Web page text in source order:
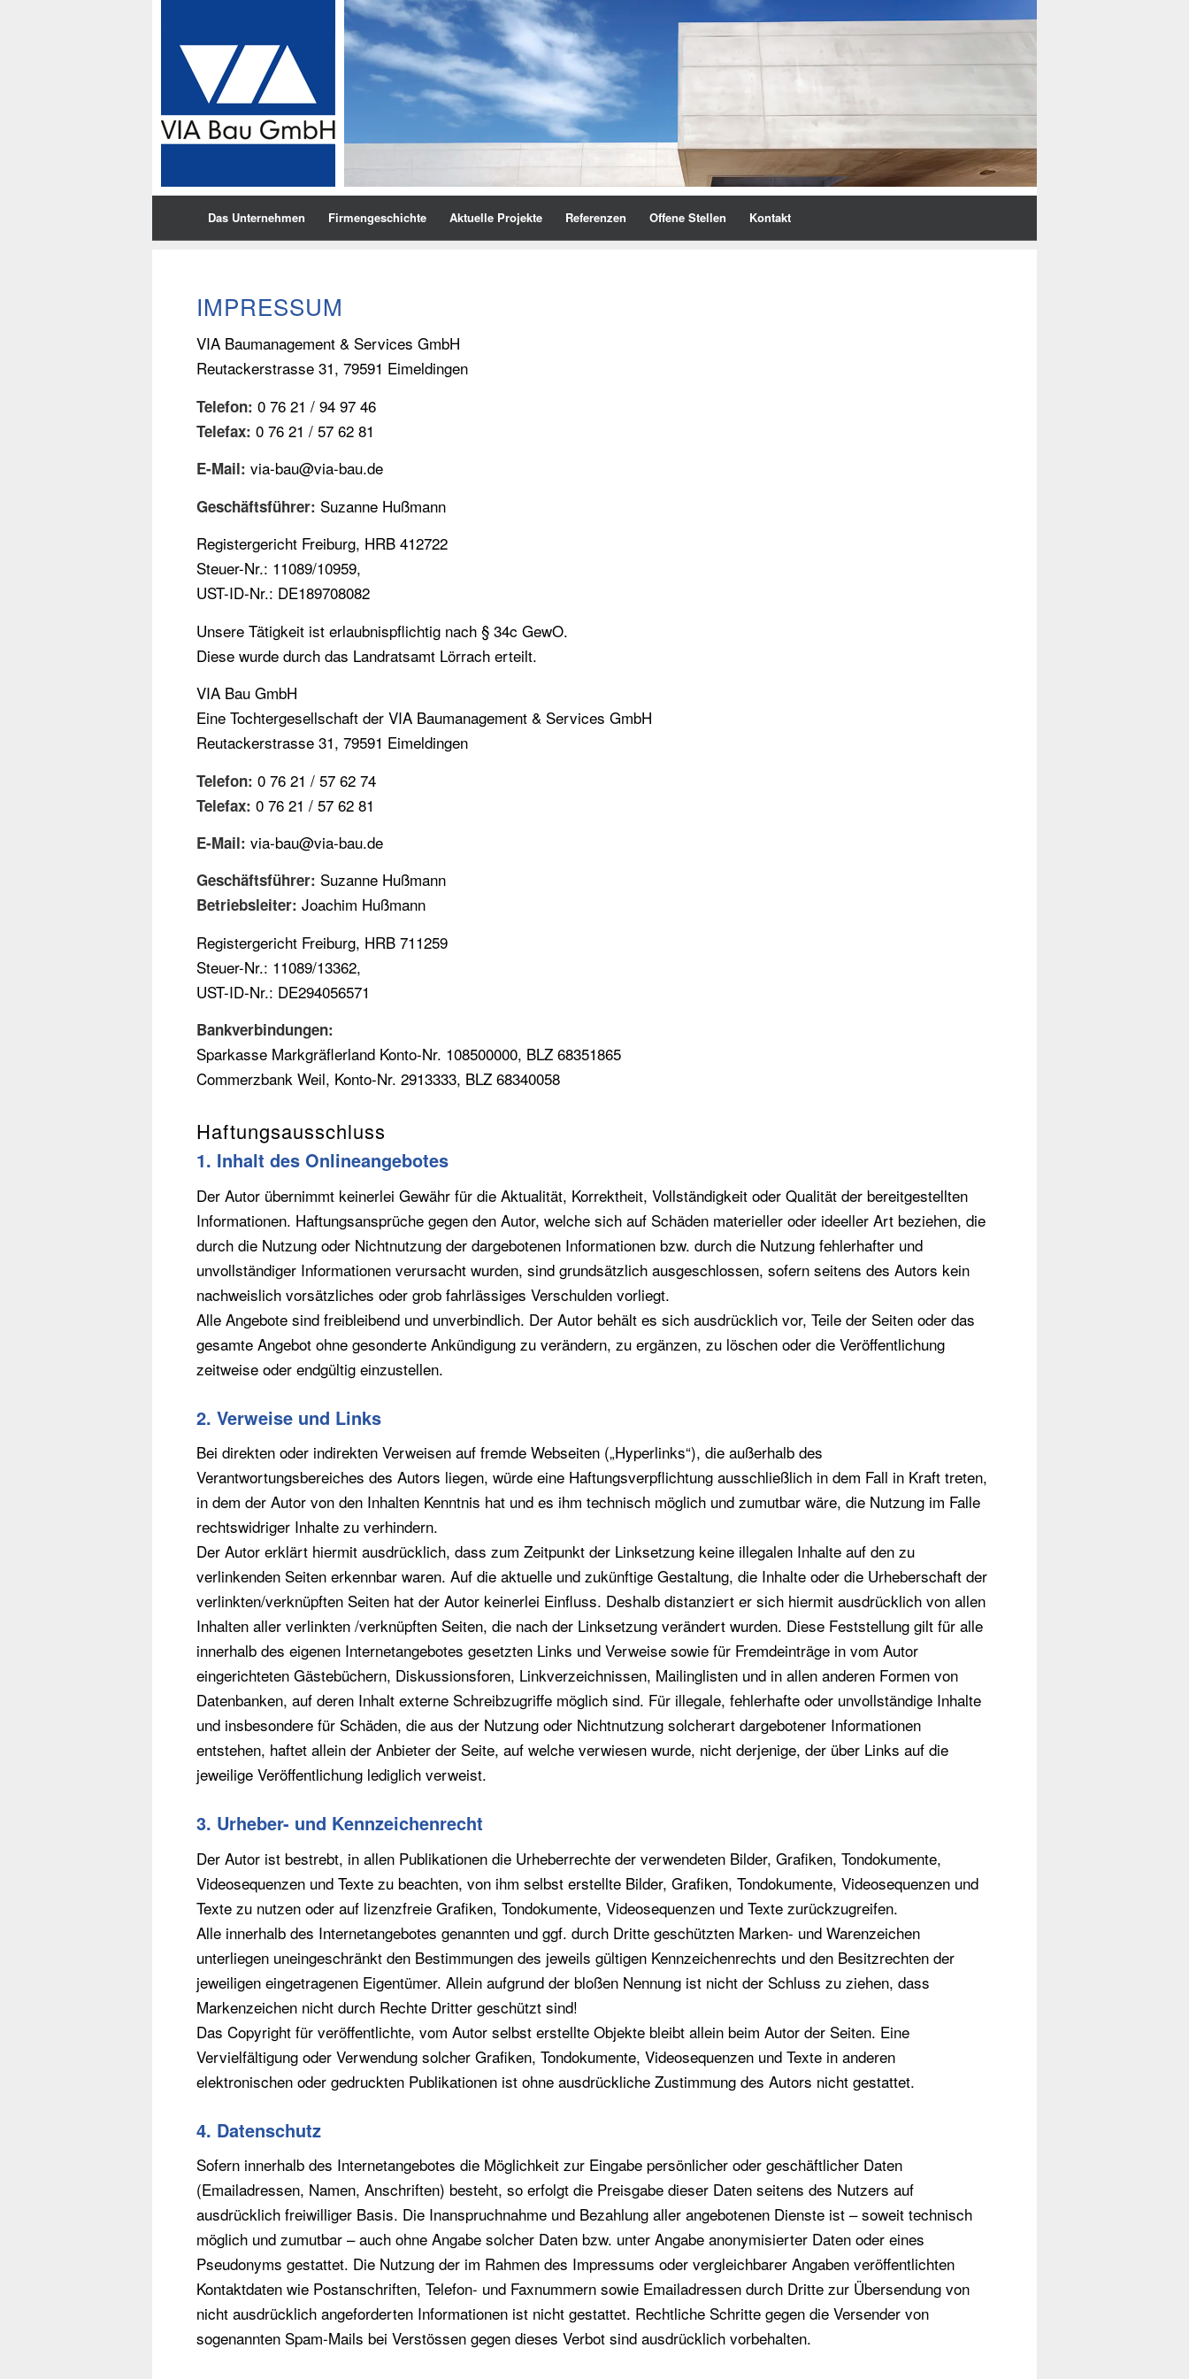
Das Unternehmen Firmengeschichte Aktuelle Projekte Referenzen Offene Stellen Kontakt
IMPRESSUM
VIA Baumanagement & Services GmbH
Reutackerstrasse 31, 79591 Eimeldingen
Telefon: 0 76 21 / 94 97 46
Telefax: 0 76 21 / 57 62 81
E-Mail: via-bau@via-bau.de
Geschäftsführer: Suzanne Hußmann
Registergericht Freiburg, HRB 412722
Steuer-Nr.: 11089/10959,
UST-ID-Nr.: DE189708082
Unsere Tätigkeit ist erlaubnispflichtig nach § 34c GewO.
Diese wurde durch das Landratsamt Lörrach erteilt.
VIA Bau GmbH
Eine Tochtergesellschaft der VIA Baumanagement & Services GmbH
Reutackerstrasse 31, 79591 Eimeldingen
Telefon: 0 76 21 / 57 62 74
Telefax: 0 76 21 / 57 62 81
E-Mail: via-bau@via-bau.de
Geschäftsführer: Suzanne Hußmann
Betriebsleiter: Joachim Hußmann
Registergericht Freiburg, HRB 711259
Steuer-Nr.: 11089/13362,
UST-ID-Nr.: DE294056571
Bankverbindungen:
Sparkasse Markgräflerland Konto-Nr. 108500000, BLZ 68351865
Commerzbank Weil, Konto-Nr. 2913333, BLZ 68340058
Haftungsausschluss
1. Inhalt des Onlineangebotes
Der Autor übernimmt keinerlei Gewähr für die Aktualität, Korrektheit, Vollständigkeit oder Qualität der bereitgestellten
Informationen. Haftungsansprüche gegen den Autor, welche sich auf Schäden materieller oder ideeller Art beziehen, die
durch die Nutzung oder Nichtnutzung der dargebotenen Informationen bzw. durch die Nutzung fehlerhafter und
unvollständiger Informationen verursacht wurden, sind grundsätzlich ausgeschlossen, sofern seitens des Autors kein
nachweislich vorsätzliches oder grob fahrlässiges Verschulden vorliegt.
Alle Angebote sind freibleibend und unverbindlich. Der Autor behält es sich ausdrücklich vor, Teile der Seiten oder das
gesamte Angebot ohne gesonderte Ankündigung zu verändern, zu ergänzen, zu löschen oder die Veröffentlichung
zeitweise oder endgültig einzustellen.
2. Verweise und Links
Bei direkten oder indirekten Verweisen auf fremde Webseiten („Hyperlinks“), die außerhalb des
Verantwortungsbereiches des Autors liegen, würde eine Haftungsverpflichtung ausschließlich in dem Fall in Kraft treten,
in dem der Autor von den Inhalten Kenntnis hat und es ihm technisch möglich und zumutbar wäre, die Nutzung im Falle
rechtswidriger Inhalte zu verhindern.
Der Autor erklärt hiermit ausdrücklich, dass zum Zeitpunkt der Linksetzung keine illegalen Inhalte auf den zu
verlinkenden Seiten erkennbar waren. Auf die aktuelle und zukünftige Gestaltung, die Inhalte oder die Urheberschaft der
verlinkten/verknüpften Seiten hat der Autor keinerlei Einfluss. Deshalb distanziert er sich hiermit ausdrücklich von allen
Inhalten aller verlinkten /verknüpften Seiten, die nach der Linksetzung verändert wurden. Diese Feststellung gilt für alle
innerhalb des eigenen Internetangebotes gesetzten Links und Verweise sowie für Fremdeinträge in vom Autor
eingerichteten Gästebüchern, Diskussionsforen, Linkverzeichnissen, Mailinglisten und in allen anderen Formen von
Datenbanken, auf deren Inhalt externe Schreibzugriffe möglich sind. Für illegale, fehlerhafte oder unvollständige Inhalte
und insbesondere für Schäden, die aus der Nutzung oder Nichtnutzung solcherart dargebotener Informationen
entstehen, haftet allein der Anbieter der Seite, auf welche verwiesen wurde, nicht derjenige, der über Links auf die
jeweilige Veröffentlichung lediglich verweist.
3. Urheber- und Kennzeichenrecht
Der Autor ist bestrebt, in allen Publikationen die Urheberrechte der verwendeten Bilder, Grafiken, Tondokumente,
Videosequenzen und Texte zu beachten, von ihm selbst erstellte Bilder, Grafiken, Tondokumente, Videosequenzen und
Texte zu nutzen oder auf lizenzfreie Grafiken, Tondokumente, Videosequenzen und Texte zurückzugreifen.
Alle innerhalb des Internetangebotes genannten und ggf. durch Dritte geschützten Marken- und Warenzeichen
unterliegen uneingeschränkt den Bestimmungen des jeweils gültigen Kennzeichenrechts und den Besitzrechten der
jeweiligen eingetragenen Eigentümer. Allein aufgrund der bloßen Nennung ist nicht der Schluss zu ziehen, dass
Markenzeichen nicht durch Rechte Dritter geschützt sind!
Das Copyright für veröffentlichte, vom Autor selbst erstellte Objekte bleibt allein beim Autor der Seiten. Eine
Vervielfältigung oder Verwendung solcher Grafiken, Tondokumente, Videosequenzen und Texte in anderen
elektronischen oder gedruckten Publikationen ist ohne ausdrückliche Zustimmung des Autors nicht gestattet.
4. Datenschutz
Sofern innerhalb des Internetangebotes die Möglichkeit zur Eingabe persönlicher oder geschäftlicher Daten
(Emailadressen, Namen, Anschriften) besteht, so erfolgt die Preisgabe dieser Daten seitens des Nutzers auf
ausdrücklich freiwilliger Basis. Die Inanspruchnahme und Bezahlung aller angebotenen Dienste ist – soweit technisch
möglich und zumutbar – auch ohne Angabe solcher Daten bzw. unter Angabe anonymisierter Daten oder eines
Pseudonyms gestattet. Die Nutzung der im Rahmen des Impressums oder vergleichbarer Angaben veröffentlichten
Kontaktdaten wie Postanschriften, Telefon- und Faxnummern sowie Emailadressen durch Dritte zur Übersendung von
nicht ausdrücklich angeforderten Informationen ist nicht gestattet. Rechtliche Schritte gegen die Versender von
sogenannten Spam-Mails bei Verstössen gegen dieses Verbot sind ausdrücklich vorbehalten.